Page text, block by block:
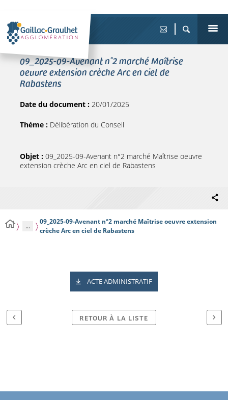
09_2025-09-Avenant n°2 marché Maîtrise
oeuvre extension crèche Arc en ciel de
Rabastens
Date du document : 20/01/2025
Théme : Délibération du Conseil
Objet : 09_2025-09-Avenant n°2 marché Maîtrise oeuvre
extension crèche Arc en ciel de Rabastens
...
09_2025-09-Avenant n°2 marché Maîtrise oeuvre extension
crèche Arc en ciel de Rabastens
ACTE ADMINISTRATIF
RETOUR À LA LISTE